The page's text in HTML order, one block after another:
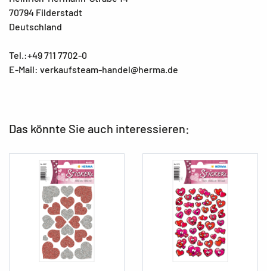
70794 Filderstadt
Deutschland
Tel.:+49 711 7702-0
E-Mail: verkaufsteam-handel@herma.de
Das könnte Sie auch interessieren: